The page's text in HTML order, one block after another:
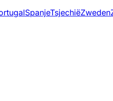
SpanjeTsjechiëZweden